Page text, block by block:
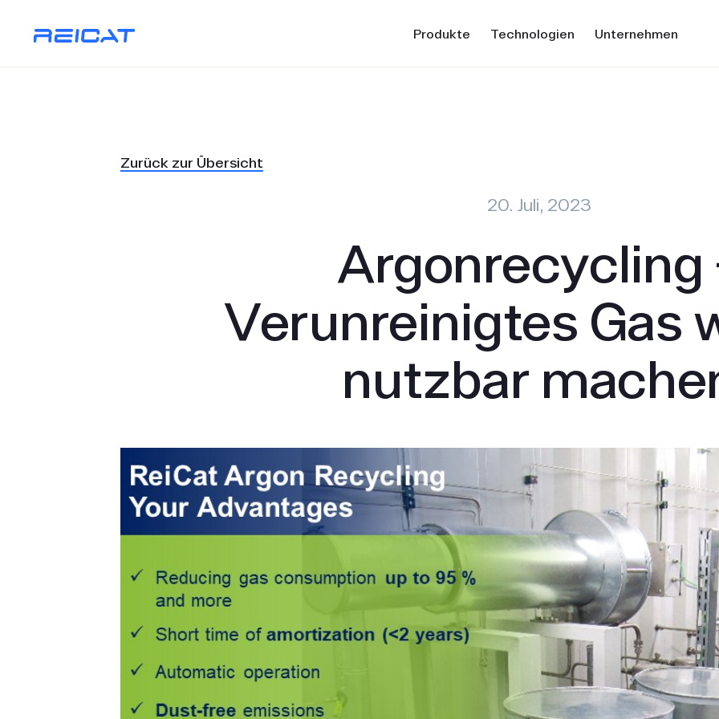
Produkte Technologien Unternehmen
Zurück zur Übersicht
20. Juli, 2023
Argonrecycling
Verunreinigtes Gas
nutzbar